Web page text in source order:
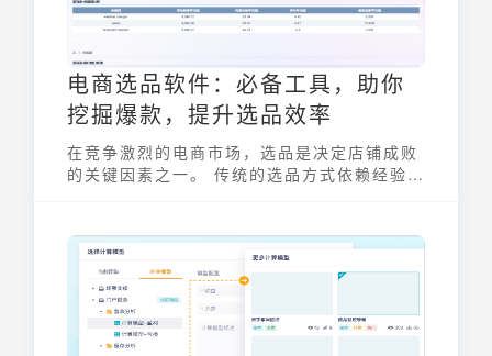
电商选品软件：必备工具，助你
挖掘爆款，提升选品效率
在竞争激烈的电商市场，选品是决定店铺成败
的关键因素之一。 传统的选品方式依赖经验和
商卖家提供科学、高效的选品方案，帮助他们
挖掘爆款，提升选品效率，在市场中脱颖而
出。